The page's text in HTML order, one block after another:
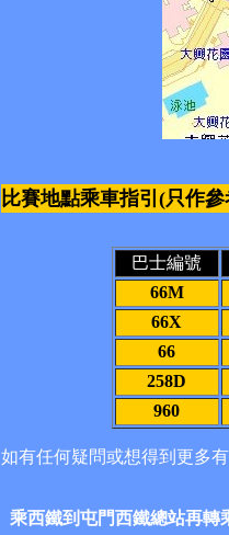
比賽地點乘車指引(只作
巴士編號
66M
66X
66
258D
960
如有任何疑問或想得到更多
乘西鐵到屯門西鐵總站再轉